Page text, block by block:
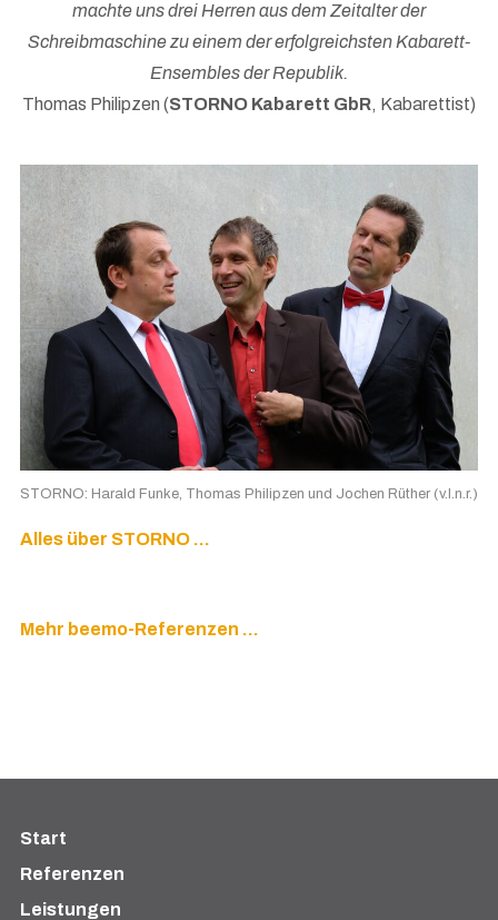
machte uns drei Herren aus dem Zeitalter der
Schreibmaschine zu einem der erfolgreichsten Kabarett-
Ensembles der Republik.
Thomas Philipzen (STORNO Kabarett GbR, Kabarettist)
STORNO: Harald Funke, Thomas Philipzen und Jochen Rüther (v.l.n.r.)
Alles über STORNO …
Mehr beemo-Referenzen …
Start
Referenzen
Leistungen